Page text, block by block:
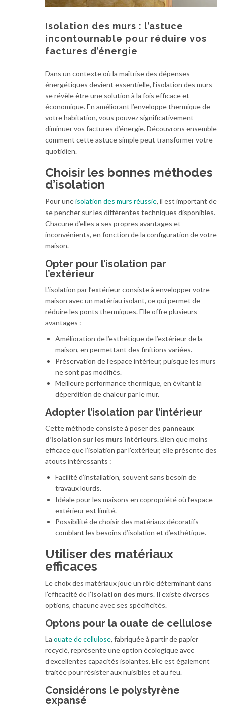
Isolation des murs : l’astuce
incontournable pour réduire vos
factures d’énergie
Dans un contexte où la maîtrise des dépenses
énergétiques devient essentielle, l’isolation des murs
se révèle être une solution à la fois efficace et
économique. En améliorant l’enveloppe thermique de
votre habitation, vous pouvez significativement
diminuer vos factures d’énergie. Découvrons ensemble
comment cette astuce simple peut transformer votre
quotidien.
Choisir les bonnes méthodes
d’isolation
Pour uneisolation des murs réussie, il est important de
se pencher sur les différentes techniques disponibles.
Chacune d’elles a ses propres avantages et
inconvénients, en fonction de la configuration de votre
maison.
Opter pour l’isolation par
l’extérieur
L’isolation par l’extérieur consiste à envelopper votre
maison avec un matériau isolant, ce qui permet de
réduire les ponts thermiques. Elle offre plusieurs
avantages :
Amélioration de l’esthétique de l’extérieur de la
maison, en permettant des finitions variées.
Préservation de l’espace intérieur, puisque les murs
ne sont pas modifiés.
Meilleure performance thermique, en évitant la
déperdition de chaleur par le mur.
Adopter l’isolation par l’intérieur
Cette méthode consiste à poser des panneaux
d’isolation sur les murs intérieurs. Bien que moins
efficace que l’isolation par l’extérieur, elle présente des
atouts intéressants :
Facilité d’installation, souvent sans besoin de
travaux lourds.
Idéale pour les maisons en copropriété où l’espace
extérieur est limité.
Possibilité de choisir des matériaux décoratifs
comblant les besoins d’isolation et d’esthétique.
Utiliser des matériaux
efficaces
Le choix des matériaux joue un rôle déterminant dans
l’efficacité de l’isolation des murs. Il existe diverses
options, chacune avec ses spécificités.
Optons pour la ouate de cellulose
La ouate de cellulose, fabriquée à partir de papier
recyclé, représente une option écologique avec
d’excellentes capacités isolantes. Elle est également
traitée pour résister aux nuisibles et au feu.
Considérons le polystyrène
expansé